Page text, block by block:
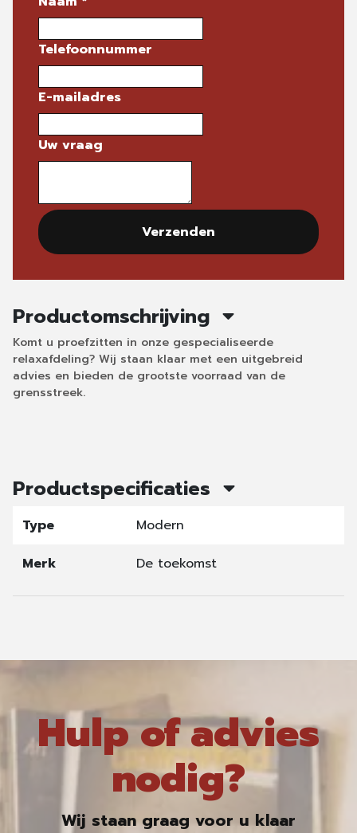
Telefoonnummer
E-mailadres
Uw vraag
Verzenden
Productomschrijving
Komt u proefzitten in onze gespecialiseerde
relaxafdeling? Wij staan klaar met een uitgebreid
advies en bieden de grootste voorraad van de
grensstreek.
Productspecificaties
Type
Modern
Merk
De toekomst
Hulp of advies
nodig?
Wij staan graag voor u klaar